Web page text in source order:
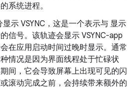
系统进程。
显示 VSYNC，这是一个表示与 显示
信号。该轨迹会显示 VSYNC-app
在应用启动时间过晚时显示。通常
情况是因为界面线程处于忙碌状
间，它会导致屏幕上出现可见的闪
滚动完成之前，会持续带来额外的